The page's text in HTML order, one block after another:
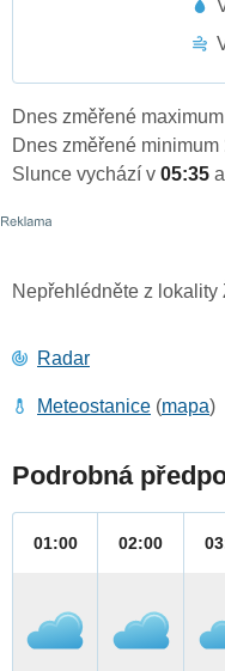
Dnes změřené maximum
Dnes změřené minimum
Slunce vychází v 05:35
Nepřehlédněte z lokality
Radar
Meteostanice (mapa)
Podrobná
01:00 02:00